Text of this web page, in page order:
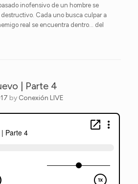
inofensivo de un hombre se
Cada uno busca culpar a
real se encuentra dentro… del
| Parte 4
by Conexión LIVE